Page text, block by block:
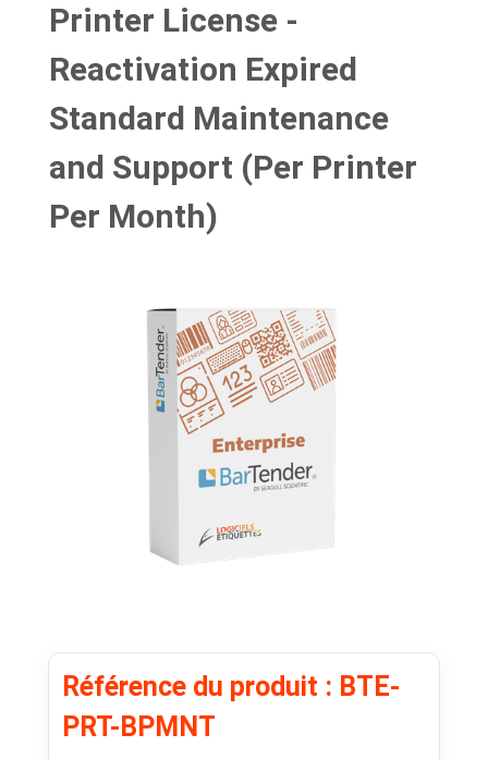
Printer License -
Reactivation Expired
Standard Maintenance
and Support (Per Printer
Per Month)
Référence du produit : BTE-
PRT-BPMNT